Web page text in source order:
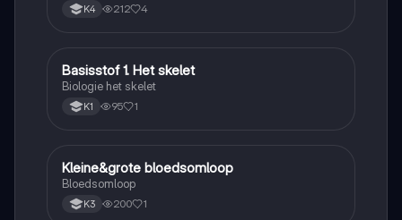
K4 212 4
Biologie
Basisstof 1. Het skelet
Biologie het skelet
K1 95 1
Biologie
Kleine&grote bloedsomloop
Bloedsomloop
K3 200 1